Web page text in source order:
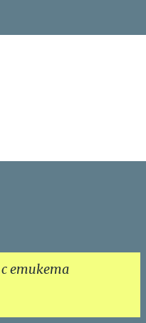
с етикета